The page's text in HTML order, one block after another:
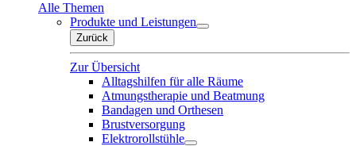
Alle Themen
Produkte und Leistungen
Zurück
Zur Übersicht
Alltagshilfen für alle Räume
Atmungstherapie und Beatmung
Bandagen und Orthesen
Brustversorgung
Elektrorollstühle